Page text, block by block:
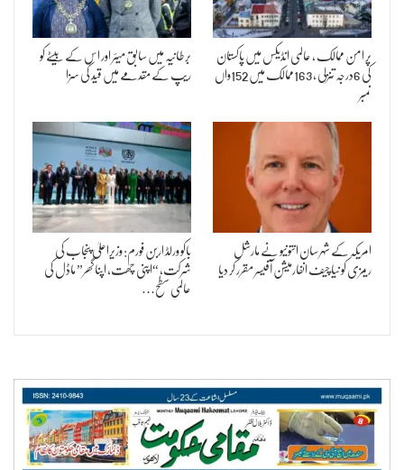
پر امن ممالک ، عالمی انڈیکس میں پاکستان
کی 6درجہ تنزلی ، 163ممالک میں 152واں
نمبر
برطانیہ میں سابق میئر اور اس کے بیٹے کو
ریپ کے مقدمے میں قید کی سزا
امریکہ کے شہر سان انتونیو نے مارشل
ریمزی کو نیا چیف انفارمیشن آفیسر مقرر کر دیا
باکو ورلڈ اربن فورم: وزیراعلیٰ پنجاب کی
شرکت، “اپنی چھت، اپنا گھر” ماڈل کی
عالمی سطح…